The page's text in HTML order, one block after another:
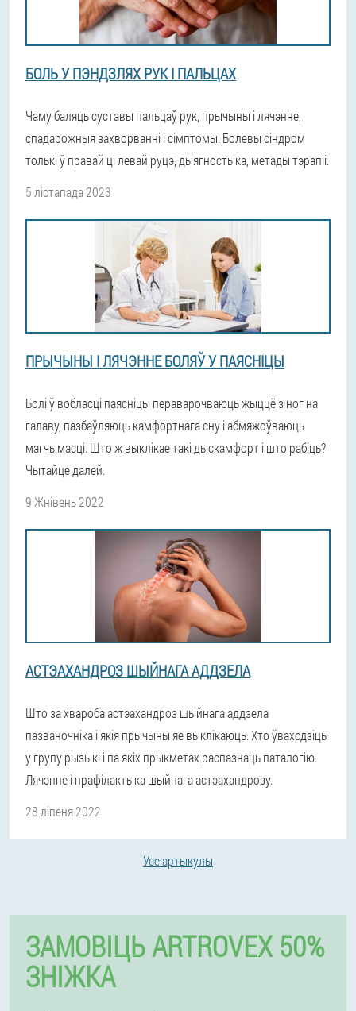
БОЛЬ У ПЭНДЗЛЯХ РУК І ПАЛЬЦАХ
Чаму баляць суставы пальцаў рук, прычыны і лячэнне,
спадарожныя захворванні і сімптомы. Болевы сіндром
толькі ў правай ці левай руцэ, дыягностыка, метады тэрапіі.
5 лістапада 2023
ПРЫЧЫНЫ І ЛЯЧЭННЕ БОЛЯЎ У ПАЯСНІЦЫ
Болі ў вобласці паясніцы пераварочваюць жыццё з ног на
галаву, пазбаўляюць камфортнага сну і абмяжоўваюць
магчымасці. Што ж выклікае такі дыскамфорт і што рабіць?
Чытайце далей.
9 Жнівень 2022
АСТЭАХАНДРОЗ ШЫЙНАГА АДДЗЕЛА
Што за хвароба астэахандроз шыйнага аддзела
пазваночніка і якія прычыны яе выклікаюць. Хто ўваходзіць
у групу рызыкі і па якіх прыкметах распазнаць паталогію.
Лячэнне і прафілактыка шыйнага астэахандрозу.
28 ліпеня 2022
Усе артыкулы
ЗАМОВІЦЬ ARTROVEX 50%
ЗНІЖКА